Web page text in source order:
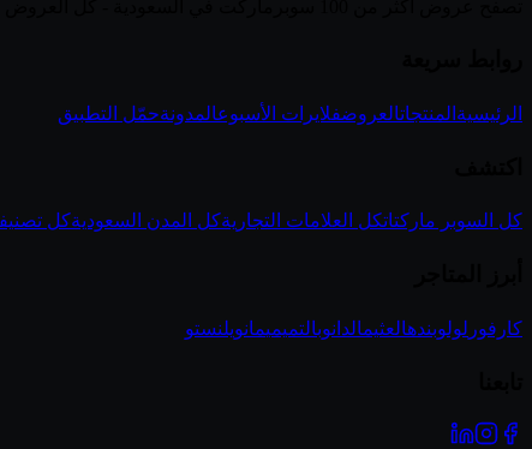
الرئيسية المنتجاتالعروضفلايرات الأسبوعالمدونةحمّل التطبيق
كل السوبر ماركتاتكل العلامات التجاريةكل المدن السعوديةكل
كارفور لولوبندهالعثيمالدانوبالتميميمانويلنستو